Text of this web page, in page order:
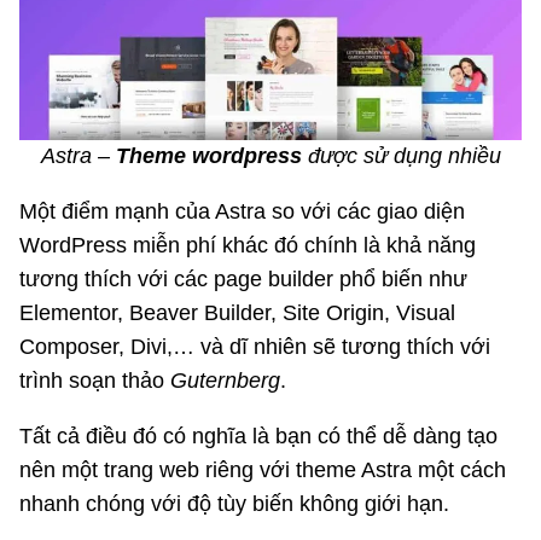
Astra – Theme wordpressđược sử dụng nhiều
Một điểm mạnh của Astra so với các giao diện
WordPress miễn phí khác đó chính là khả năng
tương thích với các page builder phổ biến như
Elementor, Beaver Builder, Site Origin, Visual
Composer, Divi,… và dĩ nhiên sẽ tương thích với
trình soạn thảo Guternberg.
Tất cả điều đó có nghĩa là bạn có thể dễ dàng tạo
nên một trang web riêng với theme Astra một cách
nhanh chóng với độ tùy biến không giới hạn.